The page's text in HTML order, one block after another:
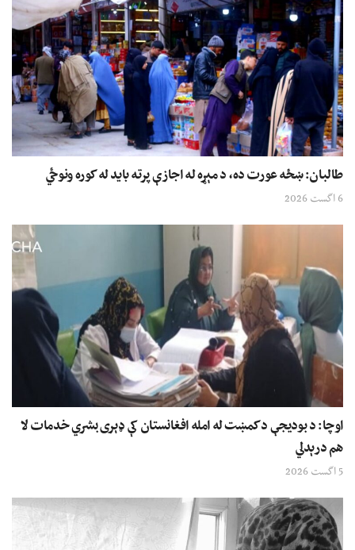
طالبان: ښځه عورت ده، د مېړه له اجازې پرته باید له کوره ونوځي
6 اگست 2026
اوچا: د بودیجې د کمښت له امله افغانستان کې ډېری بشري خدمات لا
هم درېدلي
5 اگست 2026